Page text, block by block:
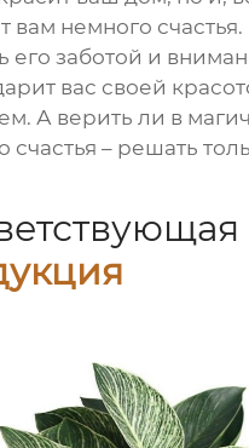
вам немного счастья.
его заботой и
вас своей
А верить ли в
счастья – решать